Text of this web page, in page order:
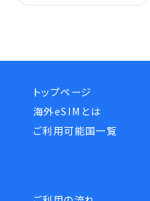
トップページ
海外eSIMとは
ご利用可能国一覧